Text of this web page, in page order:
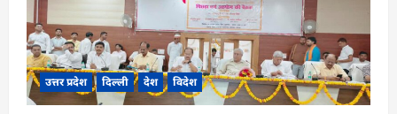
उत्तर प्रदेश दिल्ली देश विदेश